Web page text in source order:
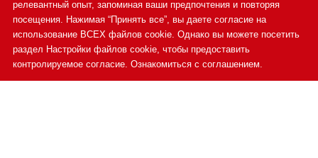
© 2014—2026 Турагентство ATOUR
2
Где Вы хотите отдохнуть?
Выберите страну
Выберите курорт
Удобные даты вылета
релевантный опыт, запоминая ваши предпочтения и повторяя
посещения. Нажимая “Принять все”, вы даете согласие на
использование ВСЕХ файлов cookie. Однако вы можете посетить
раздел Настройки файлов cookie, чтобы предоставить
контролируемое согласие. Ознакомиться с соглашением.